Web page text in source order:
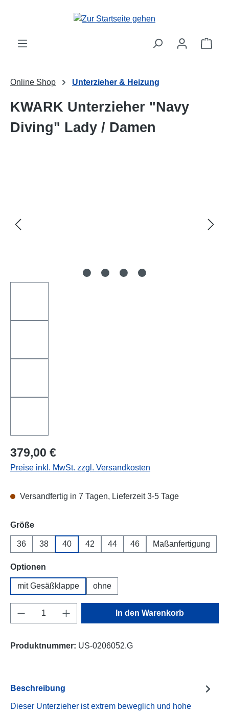
Zum Hauptinhalt springen
Online Shop Unterzieher & Heizung
KWARK Unterzieher "Navy
Diving" Lady / Damen
Regulärer Preis:
379,00 €
Preise inkl. MwSt. zzgl. Versandkosten
Versandfertig in 7 Tagen, Lieferzeit 3-5 Tage
Größeauswählen
36 38 40 42 44 46 Maßanfertigung
Optionen
mit Gesäßklappe ohne
Produkt Anzahl: Gib den gewünschten
In den Warenkorb
Produktnummer: US-0206052.G
Beschreibung
Dieser Unterzieher ist extrem beweglich und hohe